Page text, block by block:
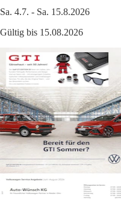
Sa. 4.7. - Sa. 15.8.2026
Gültig bis 15.08.2026